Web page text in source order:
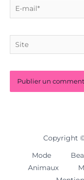
E-
mail*
Site
Copyright
Mode
Animaux